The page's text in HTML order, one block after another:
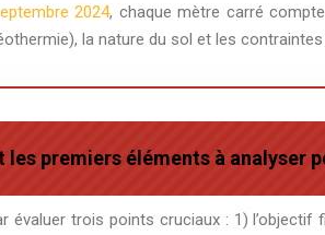
2024, chaque mètre carré
la nature du sol et les contraintes
les premiers éléments à analyser
évaluer trois points cruciaux : 1)